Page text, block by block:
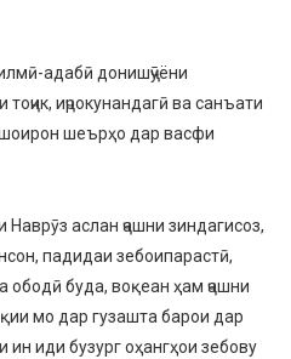
адабӣ донишҷӯёни
иҷрокунандагӣ ва санъати
шеърҳо дар васфи
аслан ҷашни зиндагисоз,
падидаи зебоипарастӣ,
ободӣ буда, воқеан ҳам ҷашни
мо дар гузашта барои дар
ин иди бузург оҳангҳои зебову